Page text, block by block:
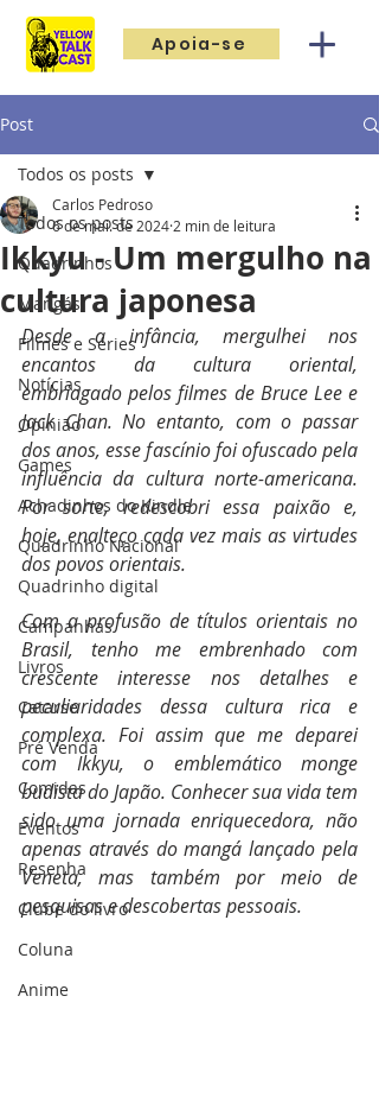
Apoia-se
Post
Todos os posts
Quadrinhos
Mangás
Filmes e Séries
Notícias
Opinião
Games
Achadinhos do Kindle
Quadrinho Nacional
Quadrinho digital
Campanhas
Livros
Catarse
Pré Venda
Comidas
Eventos
Resenha
Clube do livro
Coluna
Anime
Todos os posts
Ikkyu - Um mergulho na
cultura japonesa
Carlos Pedroso
6 de mai. de 2024 2 min de leitura
Desde a infância, mergulhei nos
encantos da cultura oriental,
embriagado pelos filmes de Bruce Lee e
Jack Chan. No entanto, com o passar
dos anos, esse fascínio foi ofuscado pela
influência da cultura norte-americana.
Por sorte, redescobri essa paixão e,
hoje, enalteço cada vez mais as virtudes
dos povos orientais.
Com a profusão de títulos orientais no
Brasil, tenho me embrenhado com
crescente interesse nos detalhes e
peculiaridades dessa cultura rica e
complexa. Foi assim que me deparei
com Ikkyu, o emblemático monge
budista do Japão. Conhecer sua vida tem
sido uma jornada enriquecedora, não
apenas através do mangá lançado pela
Veneta, mas também por meio de
pesquisas e descobertas pessoais.